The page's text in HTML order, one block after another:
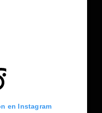
en Instagram